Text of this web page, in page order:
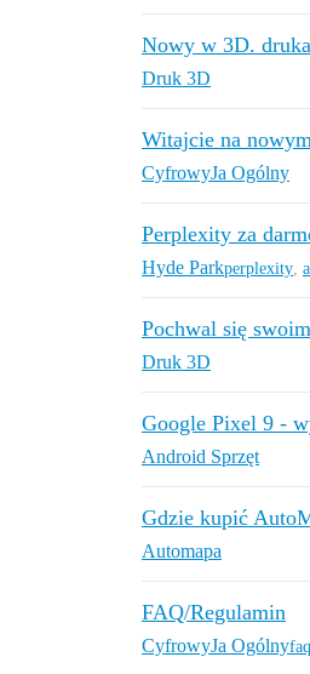
Nowy w 3D.
Druk 3D
Witajcie na
CyfrowyJa Ogólny
Perplexity za
Hyde Parkperplexity
Pochwal się
Druk 3D
Google Pixel 9 -
Android Sprzęt
Gdzie kupić
Automapa
FAQ/Regulamin
CyfrowyJa Ogólnyfaq